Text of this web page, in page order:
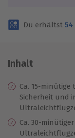
Du erhältst 54
Inhalt
Ca. 15-minütige
Sicherheit und
Ca. 30-